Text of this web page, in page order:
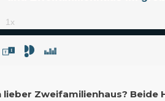
Zweifamilienhaus? Beide